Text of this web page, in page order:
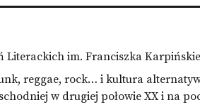
Literackich im. Franciszka
reggae, rock… i kultura
w drugiej połowie XX i na